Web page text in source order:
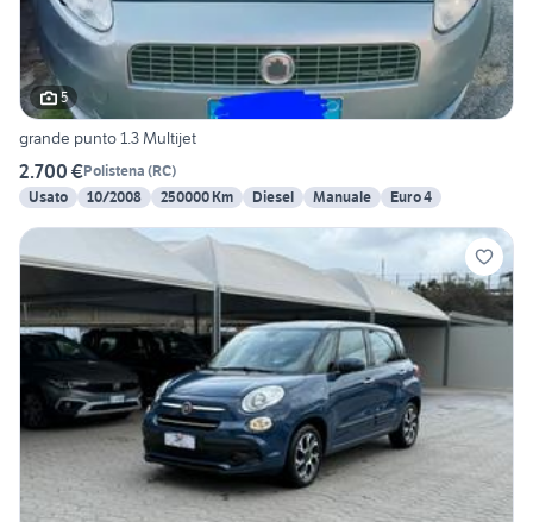
5
grande punto 1.3 Multijet
2.700 €Polistena (RC)
Usato
10/2008 250000 Km Diesel Manuale Euro 4